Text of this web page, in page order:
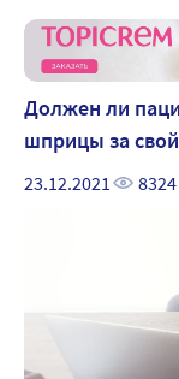
Должен ли
шприцы за
23.12.2021 8324